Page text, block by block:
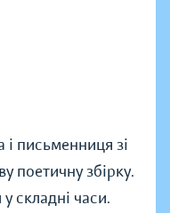
письменниця зі
поетичну збірку.
складні часи.